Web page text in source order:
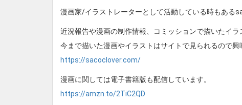
漫画家/イラストレーターとして活動している時もある
近況報告や漫画の制作情報、コミッションで描いたイラ
今まで描いた漫画やイラストはサイトで見られるので興
https://sacoclover.com/
漫画に関しては電子書籍版も配信しています。
https://amzn.to/2TiC2QD